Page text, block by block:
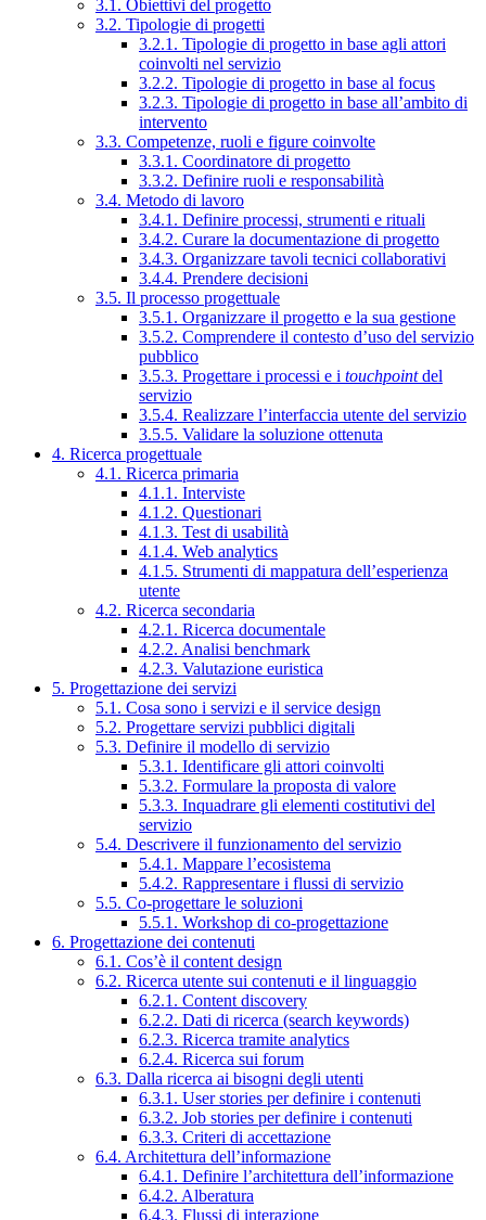
3.1. Obiettivi del progetto
3.2. Tipologie di progetti
3.2.1. Tipologie di progetto in base agli attori
coinvolti nel servizio
3.2.2. Tipologie di progetto in base al focus
3.2.3. Tipologie di progetto in base all’ambito di
intervento
3.3. Competenze, ruoli e figure coinvolte
3.3.1. Coordinatore di progetto
3.3.2. Definire ruoli e responsabilità
3.4. Metodo di lavoro
3.4.1. Definire processi, strumenti e rituali
3.4.2. Curare la documentazione di progetto
3.4.3. Organizzare tavoli tecnici collaborativi
3.4.4. Prendere decisioni
3.5. Il processo progettuale
3.5.1. Organizzare il progetto e la sua gestione
3.5.2. Comprendere il contesto d’uso del servizio
pubblico
3.5.3. Progettare i processi e i touchpointdel
servizio
3.5.4. Realizzare l’interfaccia utente del servizio
3.5.5. Validare la soluzione ottenuta
4. Ricerca progettuale
4.1. Ricerca primaria
4.1.1. Interviste
4.1.2. Questionari
4.1.3. Test di usabilità
4.1.4. Web analytics
4.1.5. Strumenti di mappatura dell’esperienza
utente
4.2. Ricerca secondaria
4.2.1. Ricerca documentale
4.2.2. Analisi benchmark
4.2.3. Valutazione euristica
5. Progettazione dei servizi
5.1. Cosa sono i servizi e il service design
5.2. Progettare servizi pubblici digitali
5.3. Definire il modello di servizio
5.3.1. Identificare gli attori coinvolti
5.3.2. Formulare la proposta di valore
5.3.3. Inquadrare gli elementi costitutivi del
servizio
5.4. Descrivere il funzionamento del servizio
5.4.1. Mappare l’ecosistema
5.4.2. Rappresentare i flussi di servizio
5.5. Co-progettare le soluzioni
5.5.1. Workshop di co-progettazione
6. Progettazione dei contenuti
6.1. Cos’è il content design
6.2. Ricerca utente sui contenuti e il linguaggio
6.2.1. Content discovery
6.2.2. Dati di ricerca (search keywords)
6.2.3. Ricerca tramite analytics
6.2.4. Ricerca sui forum
6.3. Dalla ricerca ai bisogni degli utenti
6.3.1. User stories per definire i contenuti
6.3.2. Job stories per definire i contenuti
6.3.3. Criteri di accettazione
6.4. Architettura dell’informazione
6.4.1. Definire l’architettura dell’informazione
6.4.2. Alberatura
6.4.3. Flussi di interazione